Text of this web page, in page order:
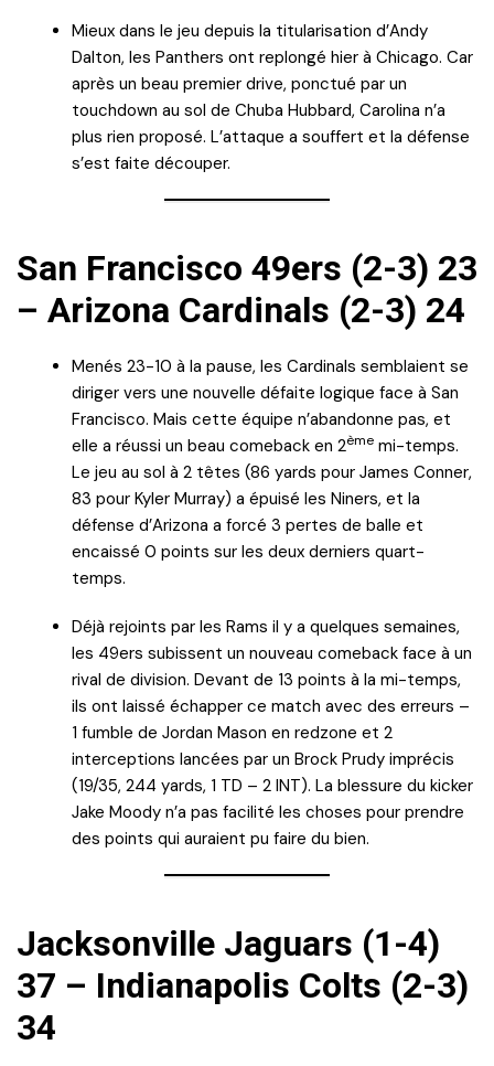
Mieux dans le jeu depuis la titularisation d’Andy
Dalton, les Panthers ont replongé hier à Chicago. Car
après un beau premier drive, ponctué par un
touchdown au sol de Chuba Hubbard, Carolina n’a
plus rien proposé. L’attaque a souffert et la défense
s’est faite découper.
San Francisco 49ers (2-3) 23
– Arizona Cardinals (2-3) 24
Menés 23-10 à la pause, les Cardinals semblaient se
diriger vers une nouvelle défaite logique face à San
Francisco. Mais cette équipe n’abandonne pas, et
elle a réussi un beau comeback en 2ème mi-temps.
Le jeu au sol à 2 têtes (86 yards pour James Conner,
83 pour Kyler Murray) a épuisé les Niners, et la
défense d’Arizona a forcé 3 pertes de balle et
encaissé 0 points sur les deux derniers quart-
temps.
Déjà rejoints par les Rams il y a quelques semaines,
les 49ers subissent un nouveau comeback face à un
rival de division. Devant de 13 points à la mi-temps,
ils ont laissé échapper ce match avec des erreurs –
1 fumble de Jordan Mason en redzone et 2
interceptions lancées par un Brock Prudy imprécis
(19/35, 244 yards, 1 TD – 2 INT). La blessure du kicker
Jake Moody n’a pas facilité les choses pour prendre
des points qui auraient pu faire du bien.
Jacksonville Jaguars (1-4)
37 – Indianapolis Colts (2-3)
34